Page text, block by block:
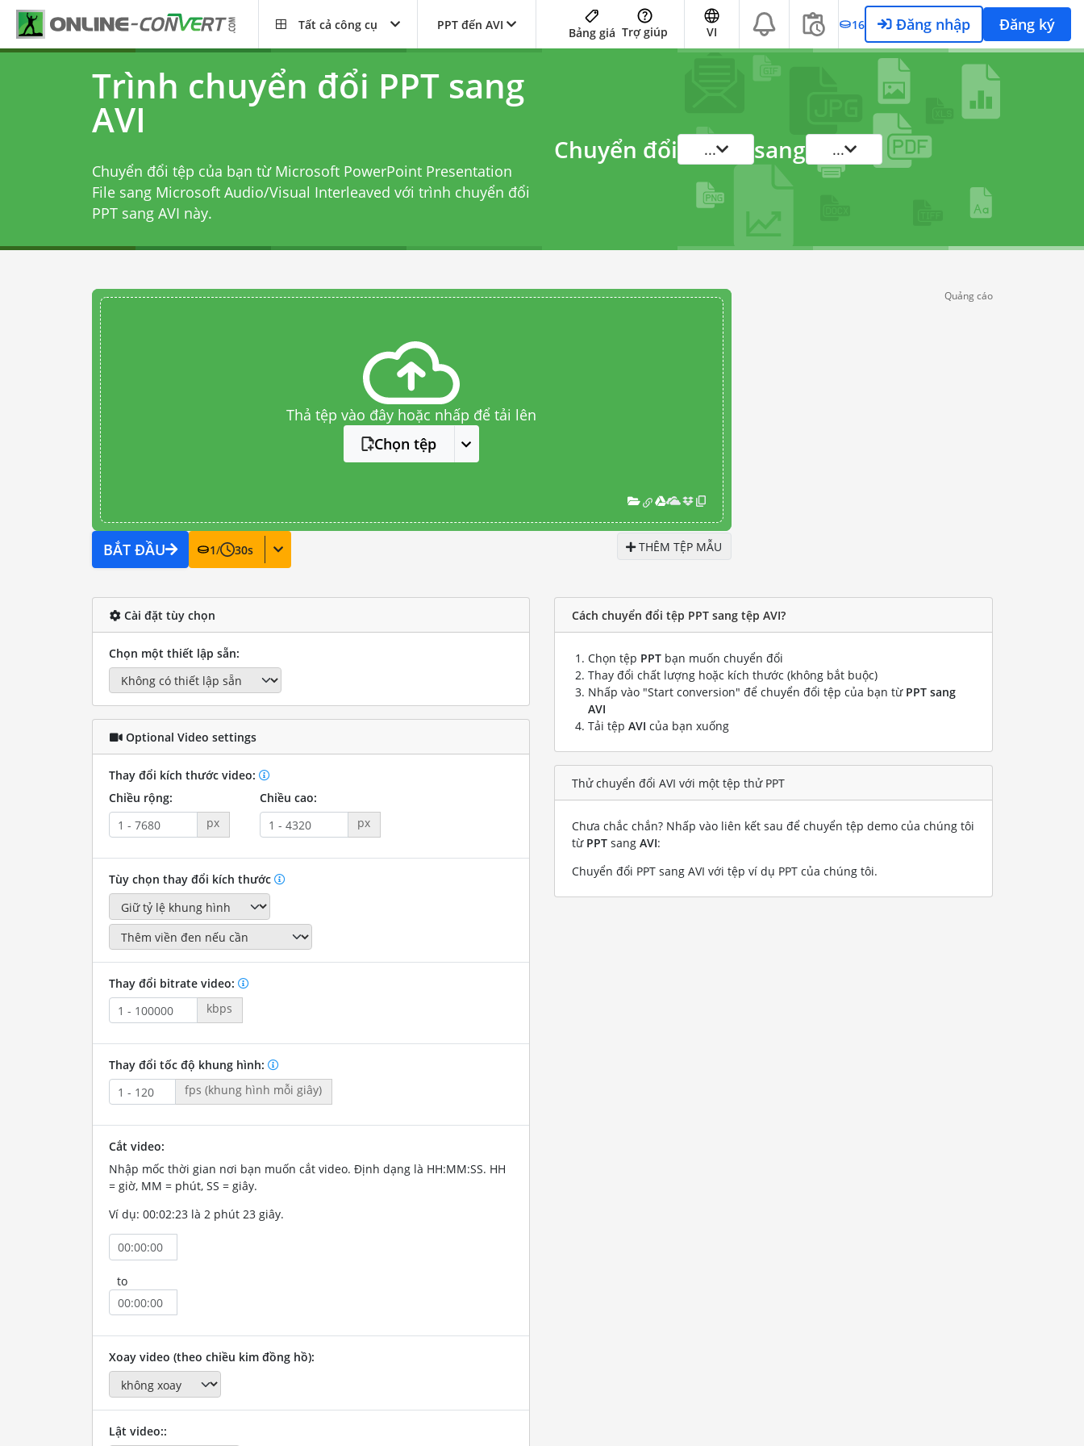
Tất cả công cụ PPT đến AVI
Bảng giá Trợ giúp VI 16 Đăng nhập Đăng ký
Trình chuyển đổi PPT sang
AVI
Chuyển đổi tệp của bạn từ Microsoft PowerPoint Presentation
File sang Microsoft Audio/Visual Interleaved với trình chuyển đổi
PPT sang AVI này.
Chuyển đổi ... sang ...
Thả tệp vào đây hoặc nhấp để tải lên
Chọn tệp
BẮT ĐẦU 1/ 30s THÊM TỆP MẪU
Quảng cáo
Cài đặt tùy chọn
Chọn một thiết lập sẵn:
Optional Video settings
Thay đổi kích thước video:
Chiều rộng:
px
Chiều cao:
px
Tùy chọn thay đổi kích thước
Thay đổi bitrate video:
kbps
Thay đổi tốc độ khung hình:
fps (khung hình mỗi giây)
Cắt video:
Nhập mốc thời gian nơi bạn muốn cắt video. Định dạng là HH:MM:SS. HH
= giờ, MM = phút, SS = giây.
Ví dụ: 00:02:23 là 2 phút 23 giây.
to
Xoay video (theo chiều kim đồng hồ):
Lật video::
Cách chuyển đổi tệp PPT sang tệp AVI?
Chọn tệp PPT bạn muốn chuyển đổi
Thay đổi chất lượng hoặc kích thước (không bắt buộc)
Nhấp vào "Start conversion" để chuyển đổi tệp của bạn từ PPT sang
AVI
Tải tệp AVI của bạn xuống
Thử chuyển đổi AVI với một tệp thử PPT
Chưa chắc chắn? Nhấp vào liên kết sau để chuyển tệp demo của chúng tôi
từ PPT sang AVI:
Chuyển đổi PPT sang AVI với tệp ví dụ PPT của chúng tôi.